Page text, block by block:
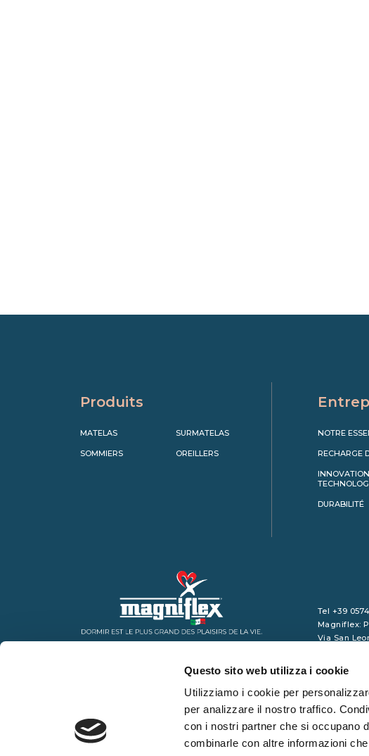
Questo sito web utilizza i cookie
Utilizziamo i cookie per
per analizzare il nostro traffico.
con i nostri partner che si occupano
combinarle con altre informazioni
Produits
MATELAS
SOMMIERS
SURMATELAS
OREILLERS
NOTRE
RECHARGE
DURABILITÉ
Tel +39
Magniflex:
Via San
PO/465133